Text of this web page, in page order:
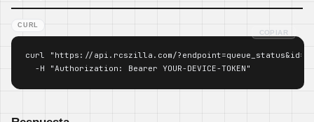
CURL
curl "https://api.rcszilla.com/
  -H "Authorization: Bearer YOUR-DEVICE-TOKEN"
COPIAR